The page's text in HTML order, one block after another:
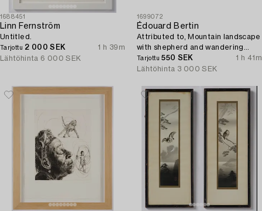
1688451
Linn Fernström
Untitled.
Tarjottu 2 000 SEK
1 h 39m
Lähtöhinta 6 000 SEK
1699072
Édouard Bertin
Attributed to, Mountain landscape
with shepherd and wandering
woman.
Tarjottu550 SEK
1 h 41m
Lähtöhinta 3 000 SEK